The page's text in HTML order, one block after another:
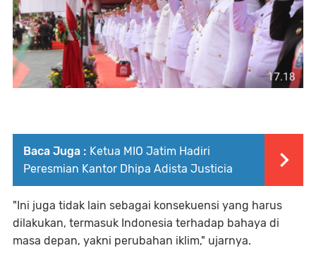
Baca Juga : Ketua MIO Jatim Hadiri
Peresmian Kantor Dhipa Adista Justicia
"Ini juga tidak lain sebagai konsekuensi yang harus
dilakukan, termasuk Indonesia terhadap bahaya di
masa depan, yakni perubahan iklim," ujarnya.